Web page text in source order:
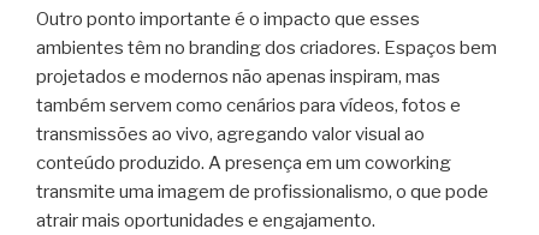
Outro ponto importante é o impacto que esses
ambientes têm no branding dos criadores. Espaços bem
projetados e modernos não apenas inspiram, mas
também servem como cenários para vídeos, fotos e
transmissões ao vivo, agregando valor visual ao
conteúdo produzido. A presença em um coworking
transmite uma imagem de profissionalismo, o que pode
atrair mais oportunidades e engajamento.